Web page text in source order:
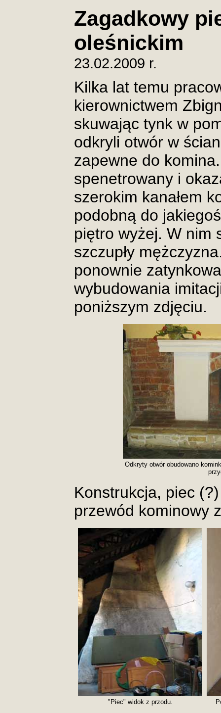
Zagadkowy
oleśnickim
23.02.2009 r.
Kilka lat temu
kierownictwem
skuwając tynk w
odkryli otwór w
zapewne do
spenetrowany i
szerokim kanałem
podobną do
piętro wyżej. W nim
szczupły
ponownie
wybudowania
poniższym zdjęciu.
Odkryty otwór obudowano
Konstrukcja, piec
przewód kominowy
"Piec" widok z przodu.